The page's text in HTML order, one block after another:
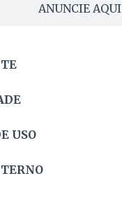
ANUNCIE AQUI
USO